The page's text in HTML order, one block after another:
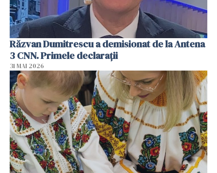
Răzvan Dumitrescu a demisionat de la Antena
3 CNN. Primele declarații
31 MAI 2026